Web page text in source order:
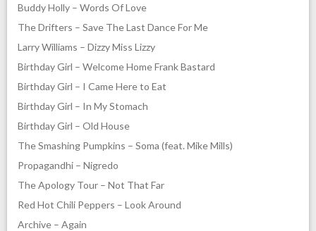
Buddy Holly – Words Of Love
The Drifters – Save The Last Dance For Me
Larry Williams – Dizzy Miss Lizzy
Birthday Girl – Welcome Home Frank Bastard
Birthday Girl – I Came Here to Eat
Birthday Girl – In My Stomach
Birthday Girl – Old House
The Smashing Pumpkins – Soma (feat. Mike Mills)
Propagandhi – Nigredo
The Apology Tour – Not That Far
Red Hot Chili Peppers – Look Around
Archive – Again